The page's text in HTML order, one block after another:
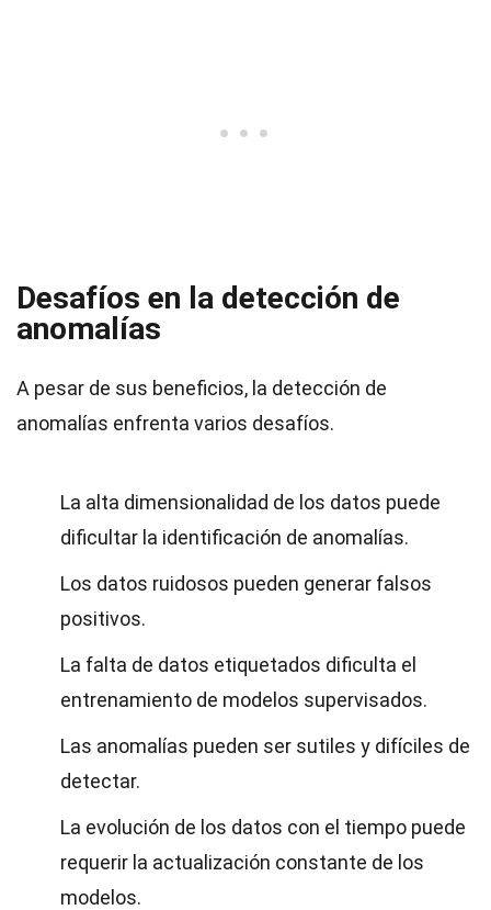
Desafíos en la detección de
anomalías
A pesar de sus beneficios, la detección de
anomalías enfrenta varios desafíos.
La alta dimensionalidad de los datos puede
dificultar la identificación de anomalías.
Los datos ruidosos pueden generar falsos
positivos.
La falta de datos etiquetados dificulta el
entrenamiento de modelos supervisados.
Las anomalías pueden ser sutiles y difíciles de
detectar.
La evolución de los datos con el tiempo puede
requerir la actualización constante de los
modelos.